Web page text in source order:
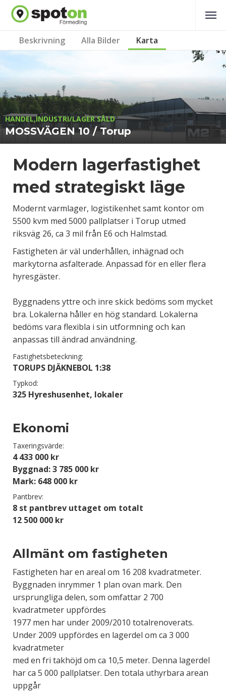
Beskrivning Alla Bilder Karta
HANDEL,INDUSTRI/LAGER SÅLD
MOSSVÄGEN 10 / Torup
Modern lagerfastighet
med strategiskt läge
Modernt varmlager, logistikenhet samt kontor om
5500 kvm med 5000 pallplatser i Torup utmed
riksväg 26, ca 3 mil från E6 och Halmstad.
Fastigheten är väl underhållen, inhägnad och
markytorna asfalterade. Anpassad för en eller flera
hyresgäster.
Byggnadens yttre och inre skick bedöms som mycket
bra. Lokalerna håller en hög standard. Lokalerna
bedöms vara flexibla i sin utformning och kan
anpassas till ändrad användning.
Fastighetsbeteckning:
TORUPS DJÄKNEBOL 1:38
Typkod:
325 Hyreshusenhet, lokaler
Ekonomi
Taxeringsvärde:
4 433 000 kr
Byggnad: 3 785 000 kr
Mark: 648 000 kr
Pantbrev:
8 st pantbrev uttaget om totalt
12 500 000 kr
Allmänt om fastigheten
Fastigheten har en areal om 16 208 kvadratmeter.
Byggnaden inrymmer 1 plan ovan mark. Den
ursprungliga delen, som omfattar 2 700
kvadratmeter uppfördes
1977 men har under 2009/2010 totalrenoverats.
Under 2009 uppfördes en lagerdel om ca 3 000
kvadratmeter
med en fri takhöjd om ca 10,5 meter. Denna lagerdel
har ca 5 000 pallplatser. Den totala uthyrbara arean
uppgår